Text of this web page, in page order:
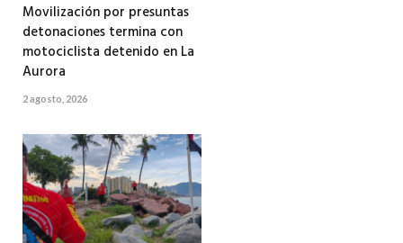
Movilización por presuntas
detonaciones termina con
motociclista detenido en La
Aurora
2 agosto, 2026